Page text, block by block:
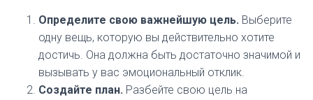
Определите свою важнейшую цель. Выберите
одну вещь, которую вы действительно хотите
достичь. Она должна быть достаточно значимой и
вызывать у вас эмоциональный отклик.
Создайте план. Разбейте свою цель на